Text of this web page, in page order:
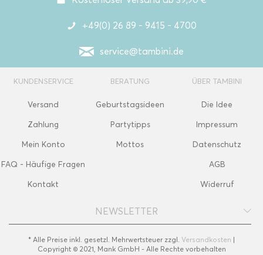
+49(0) 26 89 - 9415 - 4700
service@tambini.de
KUNDENSERVICE
Versand
Zahlung
Mein Konto
FAQ - Häufige Fragen
Kontakt
BERATUNG
Geburtstagsideen
Partytipps
Mottos
ÜBER TAMBINI
Die Idee
Impressum
Datenschutz
AGB
Widerruf
NEWSLETTER
* Alle Preise inkl. gesetzl. Mehrwertsteuer zzgl. Versandkosten |
Copyright © 2021, Mank GmbH - Alle Rechte vorbehalten